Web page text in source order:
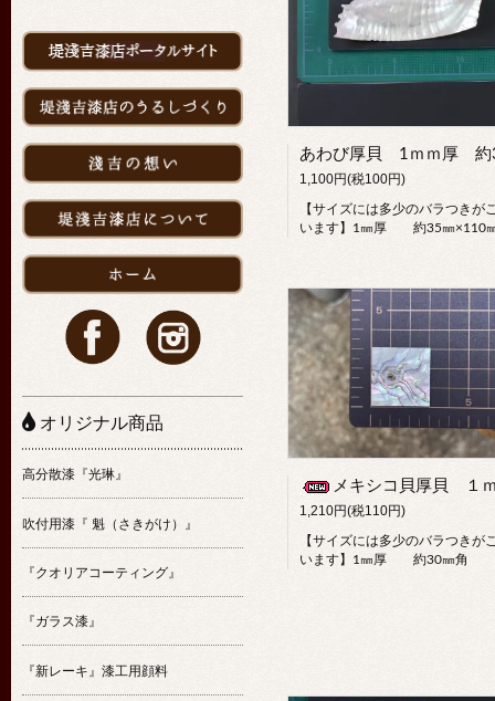
1,100円(税100円)
【サイズには多少のバラつきが
います】1㎜厚 約35㎜×110
メキシコ貝厚貝 １ｍｍ厚 約30ｍｍ
1,210円(税110円)
【サイズには多少のバラつきが
います】1㎜厚 約30㎜角
オリジナル商品
高分散漆『光琳』
吹付用漆『 魁（さきがけ）』
『クオリアコーティング』
『ガラス漆』
『新レーキ』漆工用顔料